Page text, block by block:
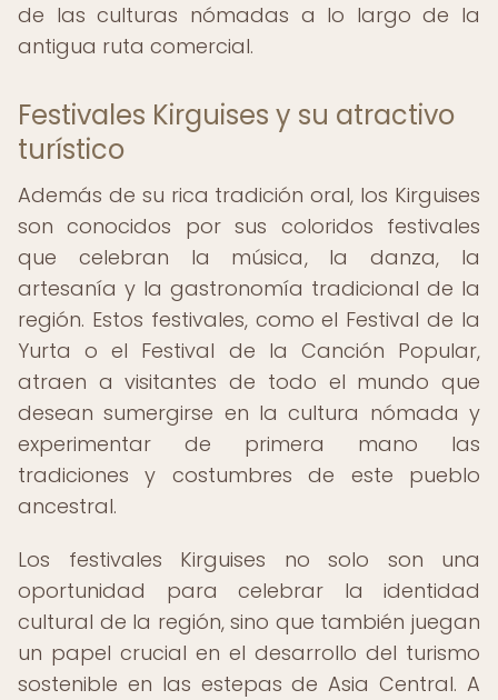
de las culturas nómadas a lo largo de la
antigua ruta comercial.
Festivales Kirguises y su atractivo
turístico
Además de su rica tradición oral, los Kirguises
son conocidos por sus coloridos festivales
que celebran la música, la danza, la
artesanía y la gastronomía tradicional de la
región. Estos festivales, como el Festival de la
Yurta o el Festival de la Canción Popular,
atraen a visitantes de todo el mundo que
desean sumergirse en la cultura nómada y
experimentar de primera mano las
tradiciones y costumbres de este pueblo
ancestral.
Los festivales Kirguises no solo son una
oportunidad para celebrar la identidad
cultural de la región, sino que también juegan
un papel crucial en el desarrollo del turismo
sostenible en las estepas de Asia Central. A